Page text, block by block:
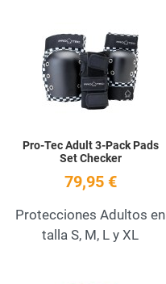
Pro-Tec Adult 3-Pack Pads
Set Checker
79,95 €
Protecciones Adultos en
talla S, M, L y XL